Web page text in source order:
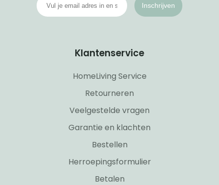
Inschrijven
Klantenservice
HomeLiving Service
Retourneren
Veelgestelde vragen
Garantie en klachten
Bestellen
Herroepingsformulier
Betalen